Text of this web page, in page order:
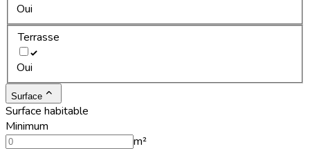
Oui
Terrasse
Oui
Surface
Surface habitable
Minimum
m²